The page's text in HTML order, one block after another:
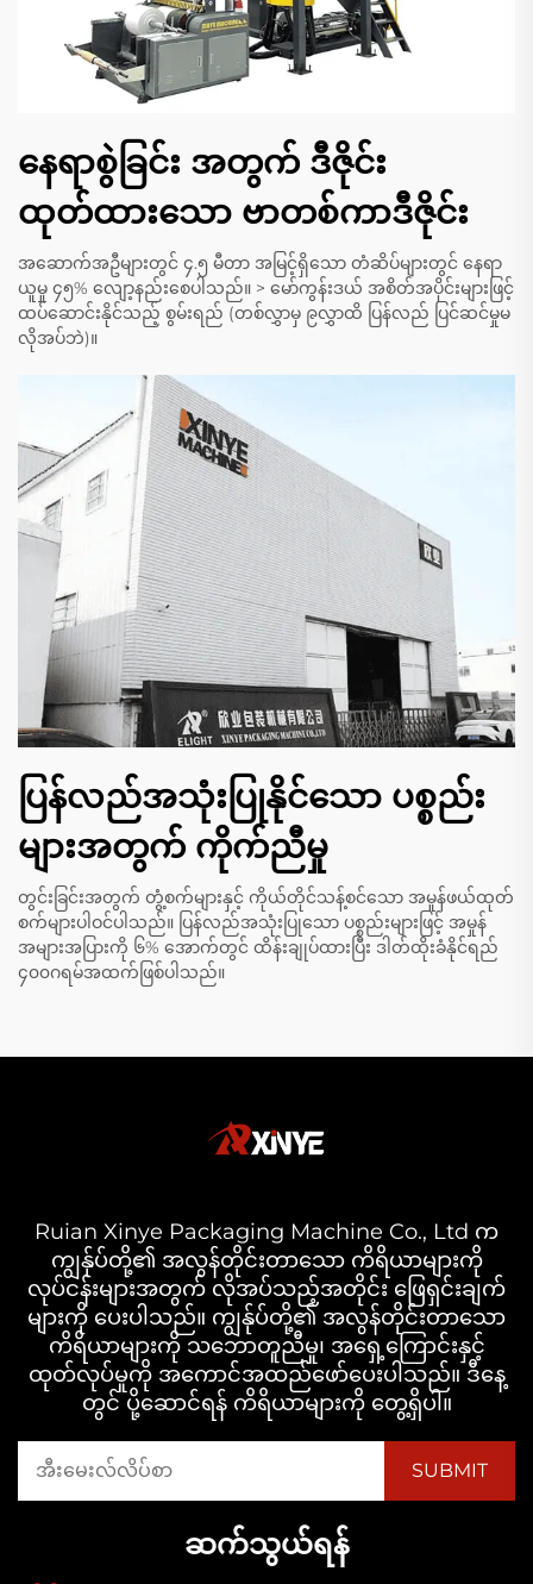
နေရာစွဲခြင်း အတွက် ဒီဇိုင်း
ထုတ်ထားသော ဗာတစ်ကာဒီဇိုင်း
အဆောက်အဦများတွင် ၄.၅ မီတာ အမြင့်ရှိသော တံဆိပ်များတွင် နေရာ
ယူမှု ၄၅% လျော့နည်းစေပါသည်။ > မော်ကွန်းဒယ် အစိတ်အပိုင်းများဖြင့်
ထပ်ဆောင်းနိုင်သည့် စွမ်းရည် (တစ်လွှာမှ ၉လွှာထိ ပြန်လည် ပြင်ဆင်မှုမ
လိုအပ်ဘဲ)။
ပြန်လည်အသုံးပြုနိုင်သော ပစ္စည်း
များအတွက် ကိုက်ညီမှု
တွင်းခြင်းအတွက် တွံ့စက်များနှင့် ကိုယ်တိုင်သန့်စင်သော အမှုန်ဖယ်ထုတ်
စက်များပါဝင်ပါသည်။ ပြန်လည်အသုံးပြုသော ပစ္စည်းများဖြင့် အမှုန်
အများအပြားကို ၆% အောက်တွင် ထိန်းချုပ်ထားပြီး ဒါတ်ထိုးခံနိုင်ရည်
၄၀၀ဂရမ်အထက်ဖြစ်ပါသည်။
Ruian Xinye Packaging Machine Co., Ltd က
ကျွန်ုပ်တို့၏ အလွန်တိုင်းတာသော ကိရိယာများကို
လုပ်ငန်းများအတွက် လိုအပ်သည့်အတိုင်း ဖြေရှင်းချက်
များကို ပေးပါသည်။ ကျွန်ုပ်တို့၏ အလွန်တိုင်းတာသော
ကိရိယာများကို သဘောတူညီမှု၊ အရှေ့ကြောင်းနှင့်
ထုတ်လုပ်မှုကို အကောင်အထည်ဖော်ပေးပါသည်။ ဒီနေ့
တွင် ပို့ဆောင်ရန် ကိရိယာများကို တွေ့ရှိပါ။
ဆက်သွယ်ရန်